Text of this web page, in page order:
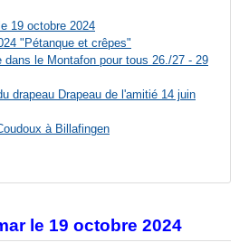
19 octobre 2024
"Pétanque et crêpes"
dans le Montafon pour tous 26./27 - 29
drapeau Drapeau de l'amitié 14 juin
à Billafingen
le 19 octobre 2024